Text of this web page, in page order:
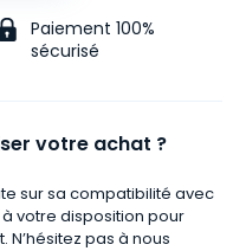
Paiement 100%
sécurisé
votre achat ?
sur sa compatibilité avec
votre disposition pour
pas à nous